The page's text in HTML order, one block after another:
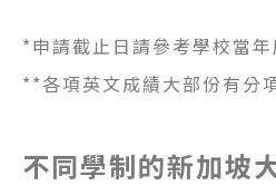
*申請截止日請參考學校當
**各項英文成績大部份有分
不同學制的新加坡